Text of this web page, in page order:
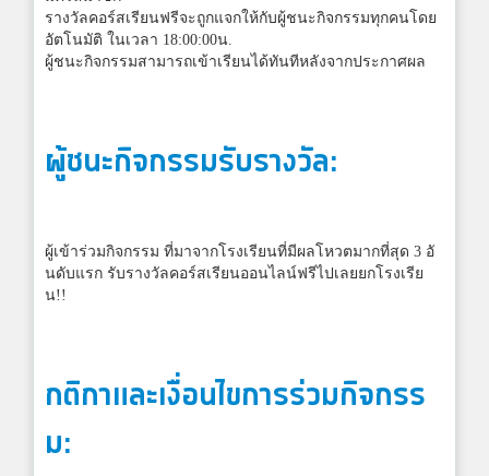
รางวัลคอร์สเรียนฟรีจะถูกแจกให้กับผู้ชนะกิจกรรมทุกคนโดย
อัตโนมัติ ในเวลา 18:00:00น.
ผู้ชนะกิจกรรมสามารถเข้าเรียนได้ทันทีหลังจากประกาศผล
ผู้ชนะกิจกรรมรับรางวัล:
ผู้เข้าร่วมกิจกรรม ที่มาจากโรงเรียนที่มีผลโหวตมากที่สุด 3 อั
นดับแรก รับรางวัลคอร์สเรียนออนไลน์ฟรีไปเลยยกโรงเรีย
น!!
กติกาและเงื่อนไขการร่วมกิจกรร
ม: